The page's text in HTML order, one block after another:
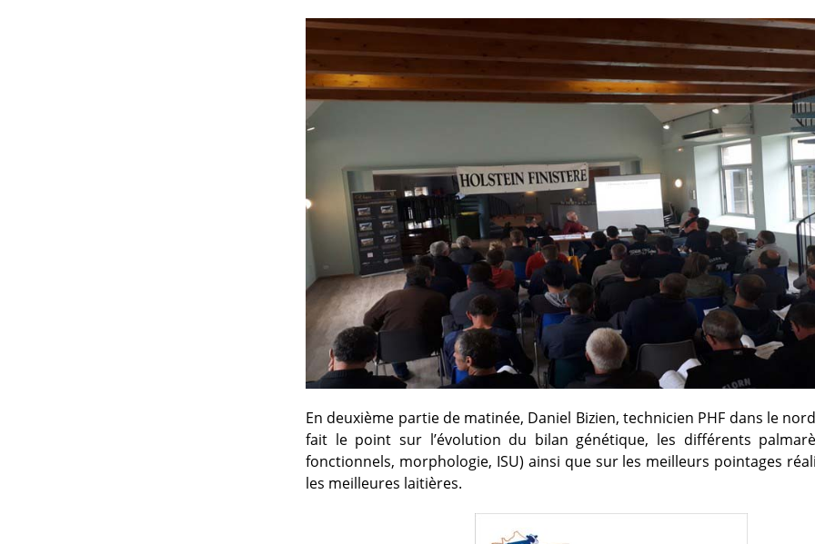
En deuxième partie de matinée, Daniel Bizien, technicien PHF dans le
fait le point sur l’évolution du bilan génétique, les différents
fonctionnels, morphologie, ISU) ainsi que sur les meilleurs pointages
les meilleures laitières.